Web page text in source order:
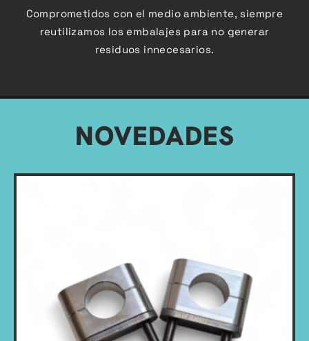
Comprometidos con el medio ambiente, siempre
reutilizamos los embalajes para no generar
residuos innecesarios.
NOVEDADES